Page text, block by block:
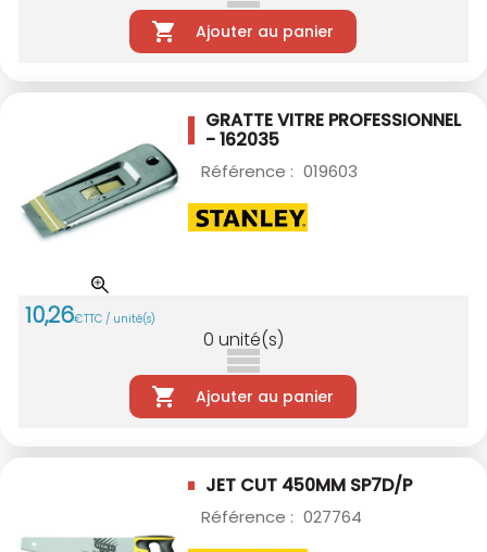
Ajouter au panier
GRATTE VITRE PROFESSIONNEL
- 162035
Référence : 019603
10,26€TTC / unité(s)
0 unité(s)
Ajouter au panier
JET CUT 450MM SP7D/P
Référence : 027764